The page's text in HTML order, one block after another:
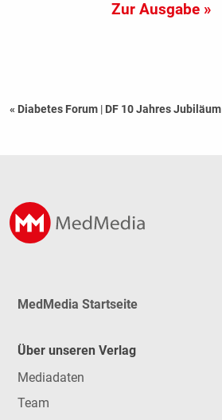
Zur Ausgabe »
« Diabetes Forum | DF 10 Jahres Jubiläum
MedMedia Startseite
Über unseren Verlag
Mediadaten
Team